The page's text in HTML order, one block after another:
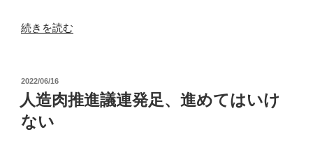
“「細
業」
は
危
続きを読む
投
稿
日:
2022/06/16
人造肉推進議連発足、進めてはいけ
ない